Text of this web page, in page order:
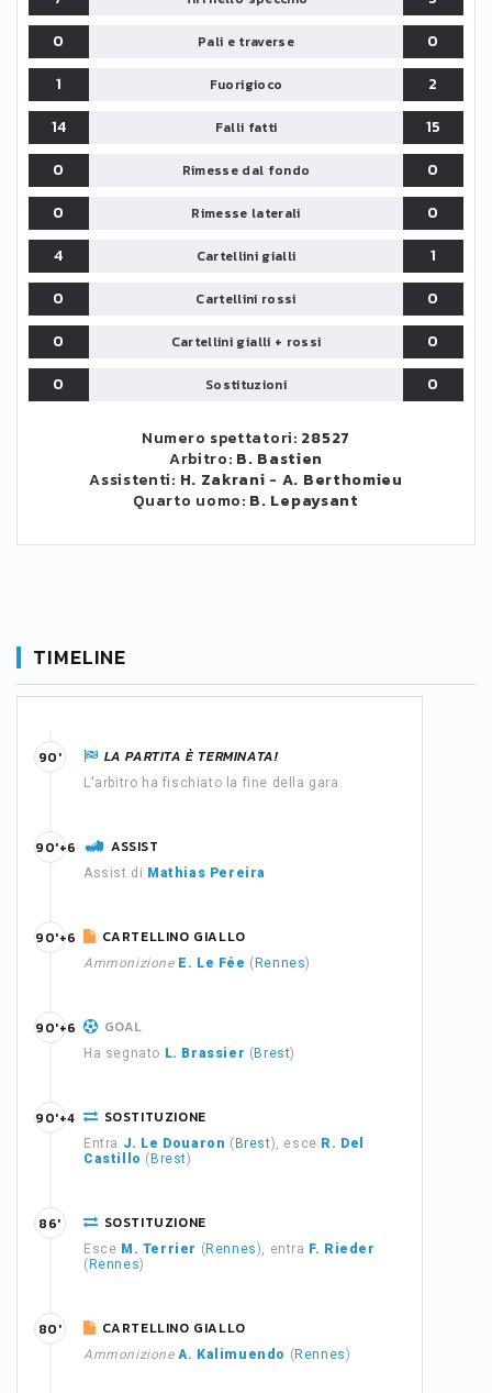
0
Pali e traverse
0
1
Fuorigioco
2
14
Falli fatti
15
0
Rimesse dal fondo
0
0
Rimesse laterali
0
4
Cartellini gialli
1
0
Cartellini rossi
0
0
Cartellini gialli + rossi
0
0
Sostituzioni 0
Numero spettatori: 28527
Arbitro: B. Bastien
Assistenti: H. Zakrani - A. Berthomieu
Quarto uomo: B. Lepaysant
TIMELINE
LA PARTITA È TERMINATA!
L'arbitro ha fischiato la fine della gara.
90'
ASSIST
Assist di Mathias Pereira
90'+6
CARTELLINO GIALLO
Ammonizione E. Le Fée ( Rennes)
90'+6
GOAL
Ha segnato L. Brassier ( Brest)
90'+6
SOSTITUZIONE
Entra J. Le Douaron ( Brest), esce R. Del
Castillo ( Brest)
90'+4
SOSTITUZIONE
Esce M. Terrier ( Rennes), entra F. Rieder
( Rennes)
86'
CARTELLINO GIALLO
Ammonizione A. Kalimuendo ( Rennes)
80'